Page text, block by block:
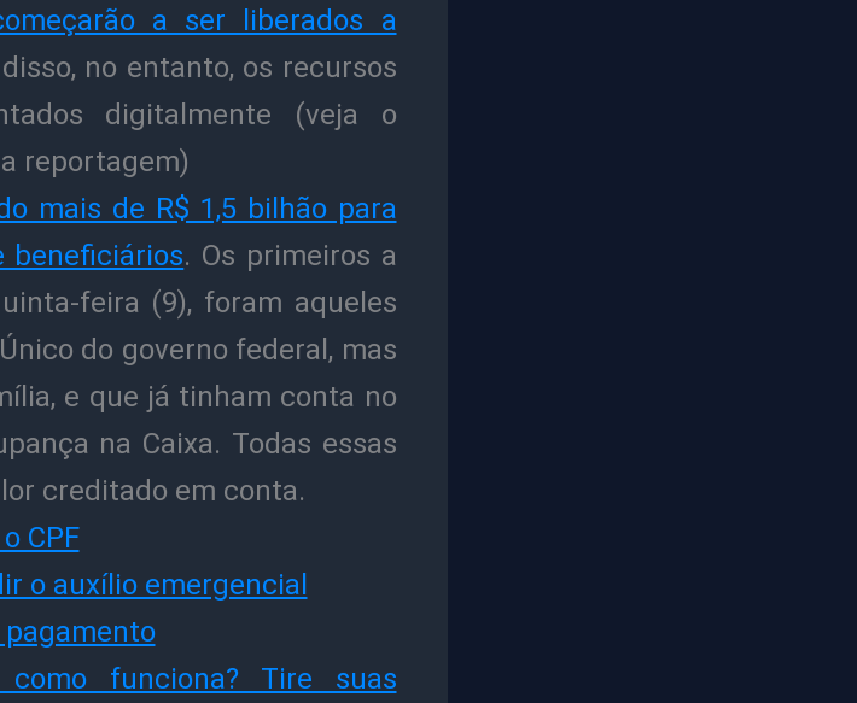
a ser liberados a
no entanto, os recursos
digitalmente (veja o
reportagem)
mais de R$ 1,5 bilhão para
beneficiários. Os primeiros a
feira (9), foram aqueles
do governo federal, mas
e que já tinham conta no
na Caixa. Todas essas
creditado em conta.
CPF
o auxílio emergencial
funciona? Tire suas